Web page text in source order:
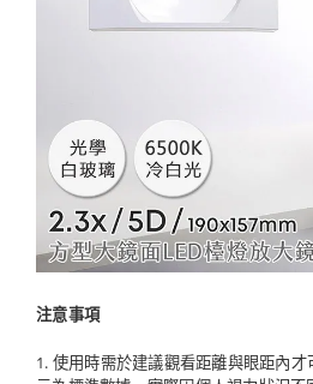
注意事項
1. 使用時需於建議觀看距離與眼距內